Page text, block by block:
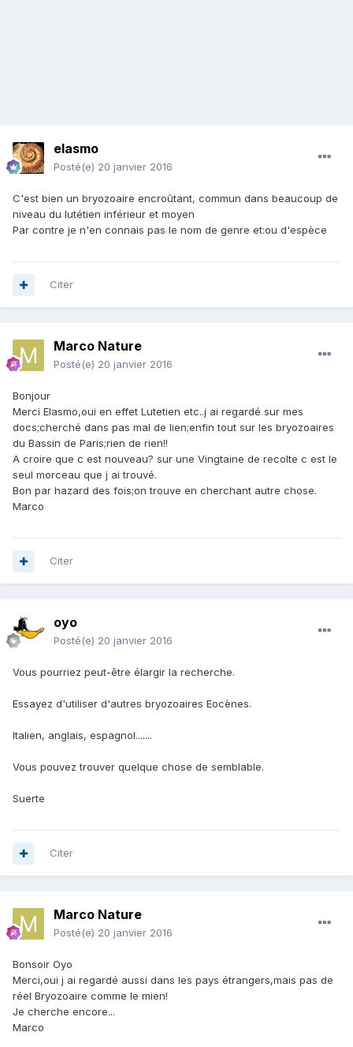
elasmo
Posté(e) 20 janvier 2016
C'est bien un bryozoaire encroûtant, commun dans beaucoup de
niveau du lutétien inférieur et moyen
Par contre je n'en connais pas le nom de genre et:ou d'espèce
Citer
Marco Nature
Posté(e) 20 janvier 2016
Bonjour
Merci Elasmo,oui en effet Lutetien etc..j ai regardé sur mes
docs;cherché dans pas mal de lien;enfin tout sur les bryozoaires
du Bassin de Paris;rien de rien!!
A croire que c est nouveau? sur une Vingtaine de recolte c est le
seul morceau que j ai trouvé.
Bon par hazard des fois;on trouve en cherchant autre chose.
Marco
Citer
oyo
Posté(e) 20 janvier 2016
Vous pourriez peut-être élargir la recherche.
Essayez d'utiliser d'autres bryozoaires Eocènes.
Italien, anglais, espagnol.......
Vous pouvez trouver quelque chose de semblable.
Suerte
Citer
Marco Nature
Posté(e) 20 janvier 2016
Bonsoir Oyo
Merci,oui j ai regardé aussi dans les pays étrangers,mais pas de
réel Bryozoaire comme le mien!
Je cherche encore...
Marco